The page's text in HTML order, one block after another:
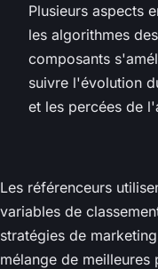
Plusieurs aspects
les algorithmes
composants
suivre l'évolution
et les percées de
Les référenceurs
variables de
stratégies de
mélange de